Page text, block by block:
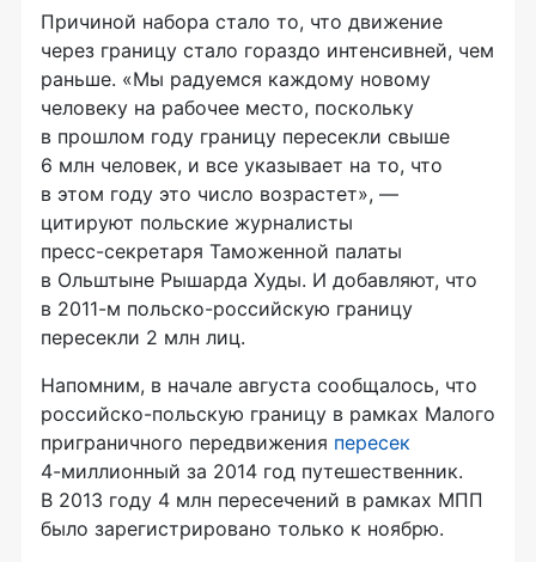
Причиной набора стало то, что движение
через границу стало гораздо интенсивней, чем
раньше. «Мы радуемся каждому новому
человеку на рабочее место, поскольку
в прошлом году границу пересекли свыше
6 млн человек, и все указывает на то, что
в этом году это число возрастет», —
цитируют польские журналисты
пресс-секретаря Таможенной палаты
в Ольштыне Рышарда Худы. И добавляют, что
в 2011-м польско-российскую границу
пересекли 2 млн лиц.
Напомним, в начале августа сообщалось, что
российско-польскую границу в рамках Малого
приграничного передвижения пересек
4-миллионный за 2014 год путешественник.
В 2013 году 4 млн пересечений в рамках МПП
было зарегистрировано только к ноябрю.